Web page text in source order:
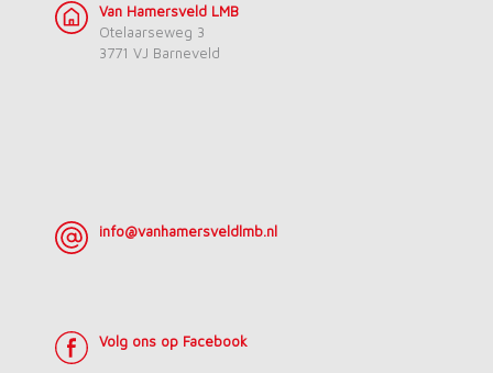
Van Hamersveld LMB
Otelaarseweg 3
3771 VJ Barneveld
info@vanhamersveldlmb.nl
Volg ons op Facebook